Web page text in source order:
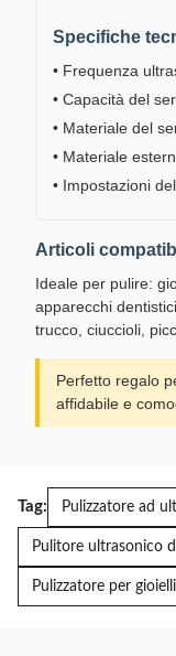
Specifiche
• Frequenza
• Capacità del
• Materiale del
• Materiale
• Impostazioni
Articoli
Ideale per pulire:
apparecchi
trucco, ciuccioli,
Perfetto regalo
affidabile e
Tag: Pulizzatore ad
Pulitore ultrasonico
Pulizzatore per